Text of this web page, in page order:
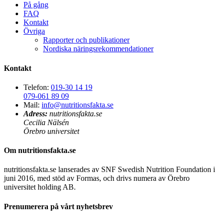
På gång
FAQ
Kontakt
Övriga
Rapporter och publikationer
Nordiska näringsrekommendationer
Kontakt
Telefon: 019-30 14 19
079-061 89 09
Mail: info@nutritionsfakta.se
Adress: nutritionsfakta.se
Cecilia Nälsén
Örebro universitet
Om nutritionsfakta.se
nutritionsfakta.se lanserades av SNF Swedish Nutrition Foundation i
juni 2016, med stöd av Formas, och drivs numera av Örebro
universitet holding AB.
Prenumerera på vårt nyhetsbrev